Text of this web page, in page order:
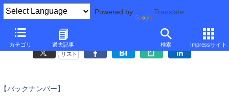
Powered by Translate
カテゴリ 過去記事 検索 Impressサイト
リスト
【バックナンバー】